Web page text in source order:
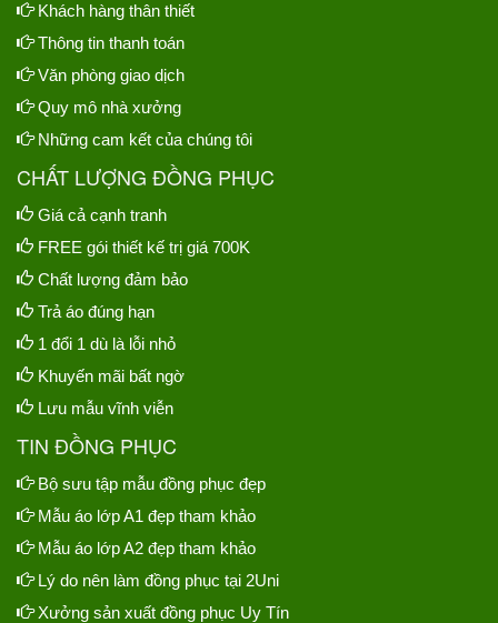
Khách hàng thân thiết
Thông tin thanh toán
Văn phòng giao dịch
Quy mô nhà xưởng
Những cam kết của chúng tôi
CHẤT LƯỢNG ĐỒNG PHỤC
Giá cả cạnh tranh
FREE gói thiết kế trị giá 700K
Chất lượng đảm bảo
Trả áo đúng hạn
1 đổi 1 dù là lỗi nhỏ
Khuyến mãi bất ngờ
Lưu mẫu vĩnh viễn
TIN ĐỒNG PHỤC
Bộ sưu tập mẫu đồng phục đẹp
Mẫu áo lớp A1 đẹp tham khảo
Mẫu áo lớp A2 đẹp tham khảo
Lý do nên làm đồng phục tại 2Uni
Xưởng sản xuất đồng phục Uy Tín